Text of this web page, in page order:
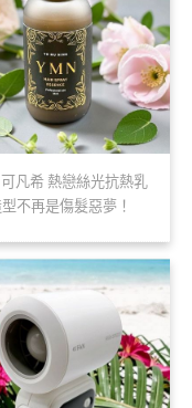
凡希 熱戀絲光抗熱乳
不再是傷髮惡夢！